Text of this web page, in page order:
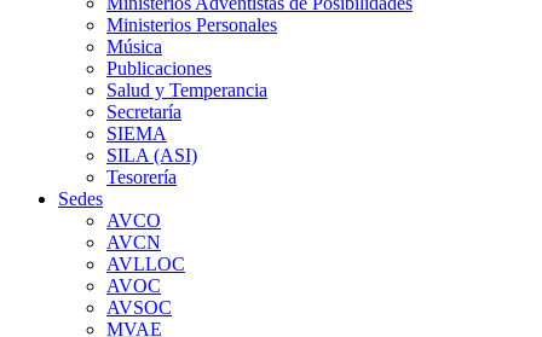
Ministerios Personales
Música
Publicaciones
Salud y Temperancia
Secretaría
SIEMA
SILA (ASI)
Tesorería
Sedes
AVCO
AVCN
AVLLOC
AVOC
AVSOC
MVAE